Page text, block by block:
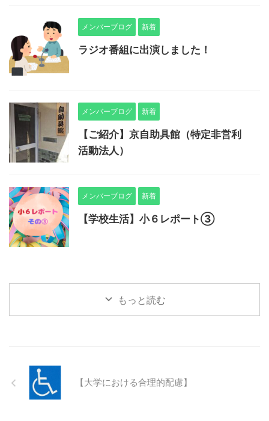
メンバーブログ 新着
ラジオ番組に出演しました！
メンバーブログ 新着
【ご紹介】京自助具館（特定非営利
活動法人）
メンバーブログ 新着
【学校生活】小６レポート➂
もっと読む
【大学における合理的配慮】